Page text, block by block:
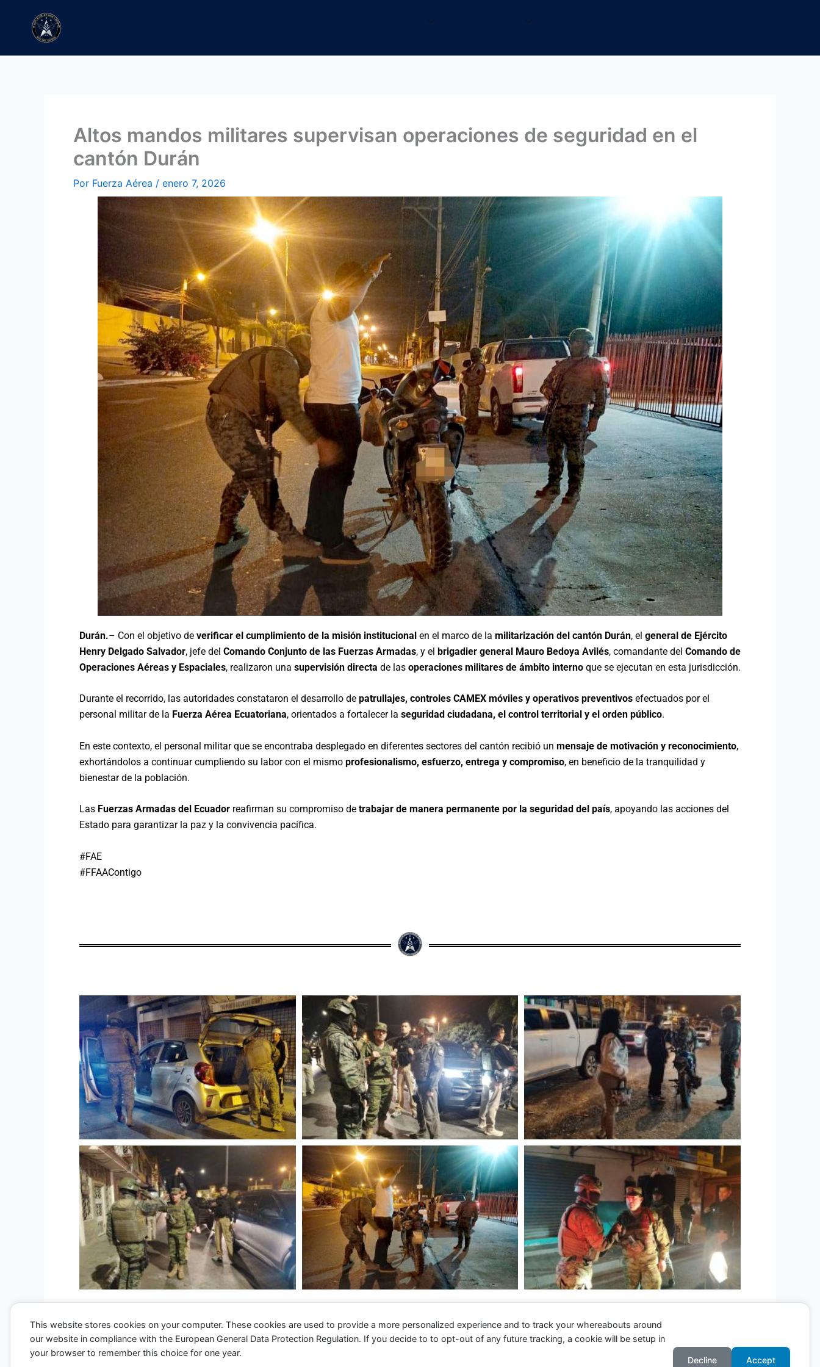
contenido
Altos mandos militares supervisan operaciones de seguridad en el
cantón Durán
Por Fuerza Aérea / enero 7, 2026
Durán.– Con el objetivo de verificar el cumplimiento de la misión institucional en el marco de la militarización del cantón Durán, el general de Ejército
Henry Delgado Salvador, jefe del Comando Conjunto de las Fuerzas Armadas, y el brigadier general Mauro Bedoya Avilés, comandante del Comando de
Operaciones Aéreas y Espaciales, realizaron una supervisión directa de las operaciones militares de ámbito interno que se ejecutan en esta jurisdicción.
Durante el recorrido, las autoridades constataron el desarrollo de patrullajes, controles CAMEX móviles y operativos preventivos efectuados por el
personal militar de la Fuerza Aérea Ecuatoriana, orientados a fortalecer la seguridad ciudadana, el control territorial y el orden público.
En este contexto, el personal militar que se encontraba desplegado en diferentes sectores del cantón recibió un mensaje de motivación y reconocimiento,
exhortándolos a continuar cumpliendo su labor con el mismo profesionalismo, esfuerzo, entrega y compromiso, en beneficio de la tranquilidad y
bienestar de la población.
Las Fuerzas Armadas del Ecuador reafirman su compromiso de trabajar de manera permanente por la seguridad del país, apoyando las acciones del
Estado para garantizar la paz y la convivencia pacífica.
#FAE
#FFAAContigo
←Entrada anterior Entrada siguiente
This website stores cookies on your computer. These cookies are used to provide a more personalized experience and to track your whereabouts around
our website in compliance with the European General Data Protection Regulation. If you decide to to opt-out of any future tracking, a cookie will be setup in
your browser to remember this choice for one year.
Decline Accept